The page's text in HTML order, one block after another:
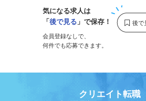
気になる求人は
「後で見る 」で保存！
会員登録なしで、
何件でも応募できます。
クリエイト転職